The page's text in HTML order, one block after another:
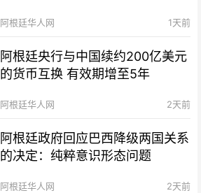
阿根廷华人网 1天前
阿根廷央行与中国续约200亿美元
的货币互换 有效期增至5年
阿根廷华人网 2天前
阿根廷政府回应巴西降级两国关系
的决定：纯粹意识形态问题
阿根廷华人网 2天前